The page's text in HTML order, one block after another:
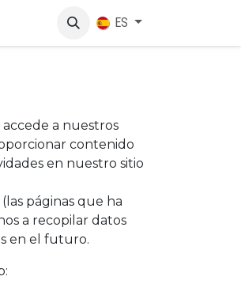
Contáctanos ES
a nuestros
contenido
en nuestro sitio
páginas que ha
a recopilar datos
en el futuro.